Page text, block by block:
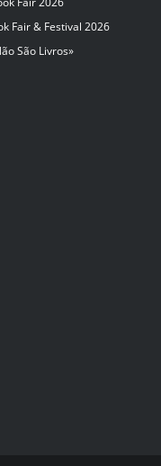
Fair & Festival 2026
São Livros»